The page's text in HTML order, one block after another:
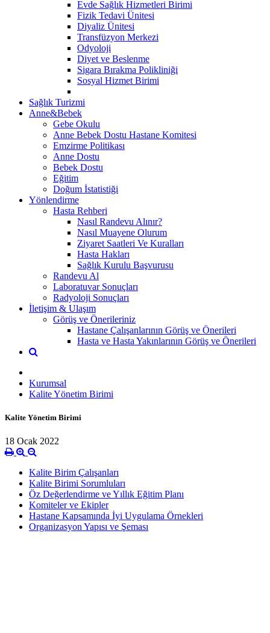
Evde Sağlık Hizmetleri Birimi
Fizik Tedavi Ünitesi
Diyaliz Ünitesi
Transfüzyon Merkezi
Odyoloji
Diyet ve Beslenme
Sigara Bırakma Polikliniği
Sosyal Hizmet Birimi
Sağlık Turizmi
Anne&Bebek
Gebe Okulu
Anne Bebek Dostu Hastane Komitesi
Emzirme Politikası
Anne Dostu
Bebek Dostu
Eğitim
Doğum İstatistiği
Yönlendirme
Hasta Rehberi
Nasıl Randevu Alınır?
Nasıl Muayene Olurum
Ziyaret Saatleri Ve Kuralları
Hasta Hakları
Sağlık Kurulu Başvurusu
Randevu Al
Laboratuvar Sonuçları
Radyoloji Sonuçları
İletişim & Ulaşım
Görüş ve Önerileriniz
Hastane Çalışanlarının Görüş ve Önerileri
Hasta ve Hasta Yakınlarının Görüş ve Önerileri
Kurumsal
Kalite Yönetim Birimi
Kalite Yönetim Birimi
18 Ocak 2022
Kalite Birim Çalışanları
Kalite Birimi Sorumluları
Öz Değerlendirme ve Yıllık Eğitim Planı
Komiteler ve Ekipler
Hastane Kapsamında İyi Uygulama Örnekleri
Organizasyon Yapısı ve Şeması